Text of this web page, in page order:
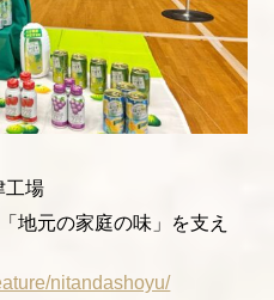
工場
地元の家庭の味」を支え
nitandashoyu/